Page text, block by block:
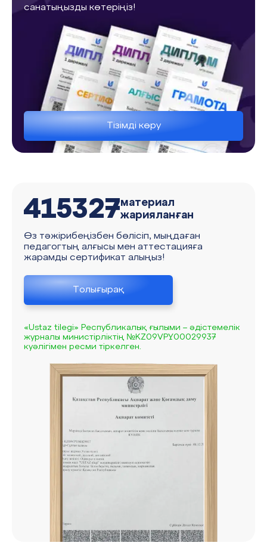
санатыңызды көтеріңіз!
Тізімді көру
415327материал
жарияланған
Өз тәжірибеңізбен бөлісіп, мыңдаған
педагогтың алғысы мен аттестацияға
жарамды сертификат алыңыз!
Толығырақ
«Ustaz tilegi» Республикалық ғылыми – әдістемелік
журналы министірліктің №KZ09VPY00029937
куәлігімен ресми тіркелген.